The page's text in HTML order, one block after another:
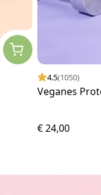
4.5(1050)
Veganes
€ 24,00